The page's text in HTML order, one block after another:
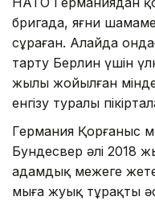
бригада, яғни
сұраған. Алайда
тарту Берлин үшін
жылы жойылған
енгізу туралы
Германия Қорғаныс
Бундесвер әлі 2018
адамдық межеге жете
мыңға жуық тұрақты